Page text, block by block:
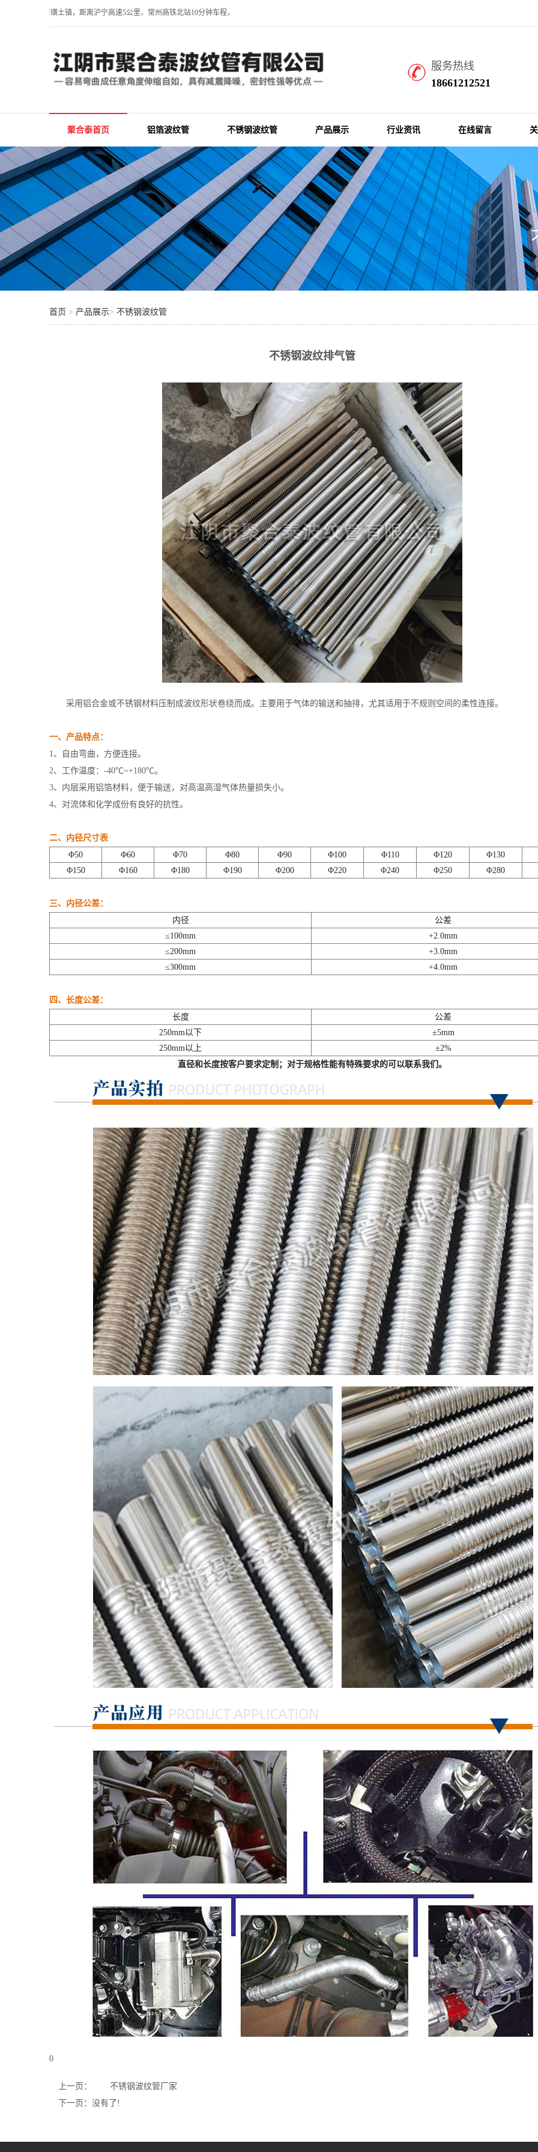
省江阴市璜土镇，距离沪宁高速5公里，常州高铁北站10分钟车程，常州奔牛机场30分钟车程。是一家集设计开发、生产制造、服务为一体的专业生产汽车用铝箔
服务热线
18661212521
聚合泰首页 铝箔波纹管 不锈钢波纹管 产品展示 行业资讯 在线留言
首页 > 产品展示> 不锈钢波纹管
不锈钢波纹排气管
采用铝合金或不锈钢材料压制成波纹形状卷绕而成。主要用于气体的输送和抽排，尤其适用于不规则空间的柔性连接。
一、产品特点：
1、自由弯曲，方便连接。
2、工作温度：-40℃~+180℃。
3、内层采用铝箔材料，便于输送，对高温高湿气体热量损失小。
4、对流体和化学成份有良好的抗性。
二、内径尺寸表
Φ50
Φ60 Φ70 Φ80 Φ90 Φ100 Φ110 Φ120 Φ130
Φ150
Φ160 Φ180 Φ190 Φ200 Φ220 Φ240 Φ250 Φ280
三、内径公差：
内径
公差
≤100mm
+2.0mm
≤200mm
+3.0mm
≤300mm
+4.0mm
四、长度公差：
长度
公差
250mm以下
±5mm
250mm以上
±2%
直径和长度按客户要求定制；对于规格性能有特殊要求的可以联系我们。
0
上一页：
不锈钢波纹管厂家
下一页：没有了!